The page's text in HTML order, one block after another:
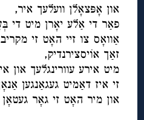
און אָפּצאָלן וועלעך איר,
פאַר די אַלע יאָרן מיט די
אַוואָס צו זיי האָט זי
זאַך אוֹיסצירנדיק,
מיט אירע עוורינגלעך און
זי איז דאַמיט געגאַנגען
און מיר האָט זי גאָר